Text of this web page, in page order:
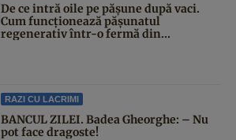
De ce intră oile pe pășune după vaci.
Cum funcționează pășunatul
regenerativ într-o fermă din...
RAZI CU LACRIMI
BANCUL ZILEI. Badea Gheorghe: – Nu
pot face dragoste!